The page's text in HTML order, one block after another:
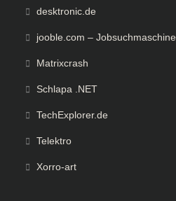
desktronic.de
jooble.com – Jobsuchmaschine
Matrixcrash
Schlapa .NET
TechExplorer.de
Telektro
Xorro-art